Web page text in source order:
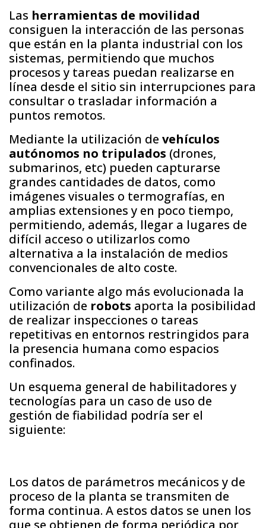
Las herramientas de movilidad
consiguen la interacción de las personas
que están en la planta industrial con los
sistemas, permitiendo que muchos
procesos y tareas puedan realizarse en
línea desde el sitio sin interrupciones para
consultar o trasladar información a
puntos remotos.
Mediante la utilización de vehículos
autónomos no tripulados (drones,
submarinos, etc) pueden capturarse
grandes cantidades de datos, como
imágenes visuales o termografías, en
amplias extensiones y en poco tiempo,
permitiendo, además, llegar a lugares de
difícil acceso o utilizarlos como
alternativa a la instalación de medios
convencionales de alto coste.
Como variante algo más evolucionada la
utilización de robots aporta la posibilidad
de realizar inspecciones o tareas
repetitivas en entornos restringidos para
la presencia humana como espacios
confinados.
Un esquema general de habilitadores y
tecnologías para un caso de uso de
gestión de fiabilidad podría ser el
siguiente:
Los datos de parámetros mecánicos y de
proceso de la planta se transmiten de
forma continua. A estos datos se unen los
que se obtienen de forma periódica por